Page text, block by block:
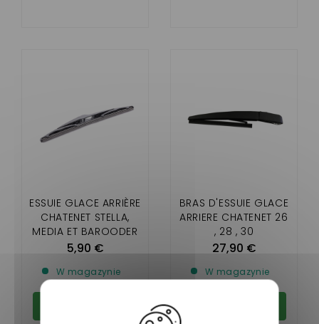
ESSUIE GLACE ARRIÈRE
CHATENET STELLA,
MEDIA ET BAROODER
5,90 €
W magazynie
BRAS D'ESSUIE GLACE
ARRIERE CHATENET 26
, 28 , 30
27,90 €
W magazynie